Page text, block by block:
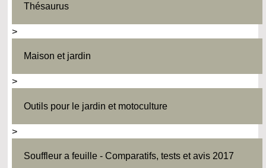
Thésaurus
>
Maison et jardin
>
Outils pour le jardin et motoculture
>
Souffleur a feuille - Comparatifs, tests et avis 2017